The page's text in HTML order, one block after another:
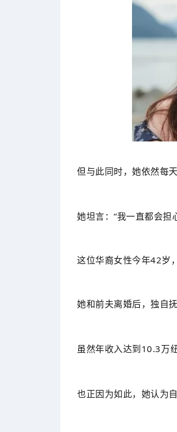
但与此同时，她依然每
她坦言：“我一直都会担
这位华裔女性今年42岁
她和前夫离婚后，独自
虽然年收入达到10.3万
也正因为如此，她认为